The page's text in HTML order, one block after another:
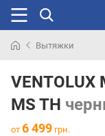
раньше
Вытяжки
VENTOLUX
MS TH
от 6 499 грн.